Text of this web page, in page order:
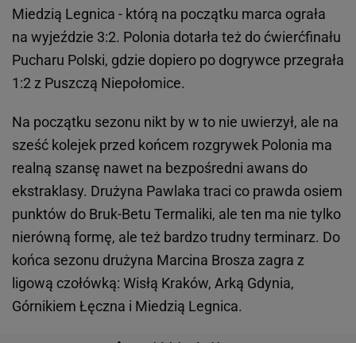
Miedzią Legnica - którą na początku marca ograła
na wyjeździe 3:2. Polonia dotarła też do ćwierćfinału
Pucharu Polski, gdzie dopiero po dogrywce przegrała
1:2 z Puszczą Niepołomice.
Na początku sezonu nikt by w to nie uwierzył, ale na
sześć kolejek przed końcem rozgrywek Polonia ma
realną szansę nawet na bezpośredni awans do
ekstraklasy. Drużyna Pawlaka traci co prawda osiem
punktów do Bruk-Betu Termaliki, ale ten ma nie tylko
nierówną formę, ale też bardzo trudny terminarz. Do
końca sezonu drużyna Marcina Brosza zagra z
ligową czołówką: Wisłą Kraków, Arką Gdynia,
Górnikiem Łęczna i Miedzią Legnica.